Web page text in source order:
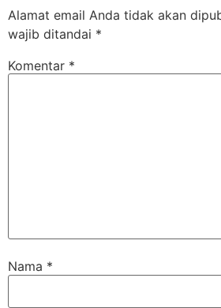
Alamat email Anda tidak akan
wajib ditandai *
Komentar *
Nama *